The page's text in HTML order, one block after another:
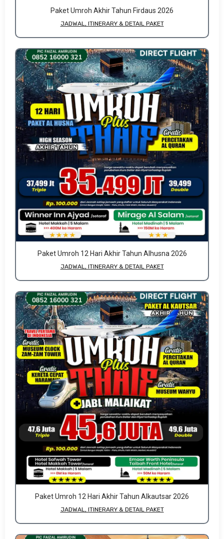
Paket Umroh Akhir Tahun Firdaus 2026
JADWAL, ITINERARY & DETAIL PAKET
Paket Umroh 12 Hari Akhir Tahun Alhusna 2026
JADWAL, ITINERARY & DETAIL PAKET
Paket Umroh 12 Hari Akhir Tahun Alkautsar 2026
JADWAL, ITINERARY & DETAIL PAKET